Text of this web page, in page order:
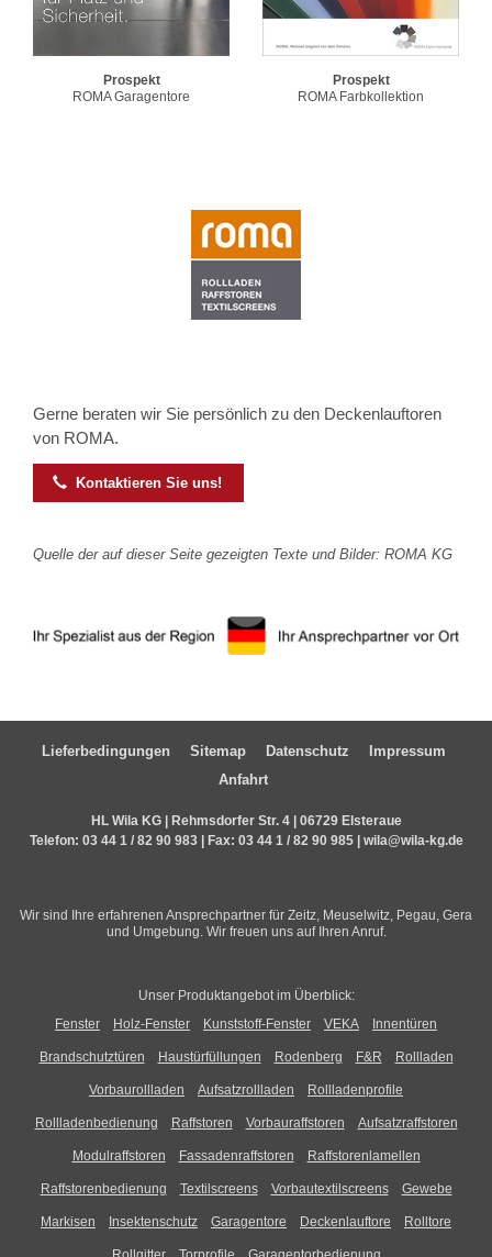
Prospekt
ROMA Garagentore
Prospekt
ROMA Farbkollektion
Gerne beraten wir Sie persönlich zu den Deckenlauftoren
von ROMA.
 Kontaktieren Sie uns!
Quelle der auf dieser Seite gezeigten Texte und Bilder: ROMA KG
Lieferbedingungen Sitemap Datenschutz
Impressum
Anfahrt
HL Wila KG | Rehmsdorfer Str. 4 | 06729 Elsteraue
Telefon: 03 44 1 / 82 90 983| Fax: 03 44 1 / 82 90 985 | wila@wila-kg.de
Wir sind Ihre erfahrenen Ansprechpartner für Zeitz, Meuselwitz, Pegau, Gera
und Umgebung. Wir freuen uns auf Ihren Anruf.
Unser Produktangebot im Überblick:
Fenster
Holz-Fenster Kunststoff-Fenster VEKA Innentüren
Brandschutztüren Haustürfüllungen Rodenberg F&R Rollladen
Vorbaurollladen Aufsatzrollladen Rollladenprofile
Rollladenbedienung Raffstoren Vorbauraffstoren Aufsatzraffstoren
Modulraffstoren Fassadenraffstoren Raffstorenlamellen
Raffstorenbedienung Textilscreens Vorbautextilscreens Gewebe
Markisen Insektenschutz Garagentore Deckenlauftore Rolltore